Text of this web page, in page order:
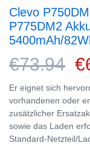
Clevo
P775DM2
5400mAh/
€73.94
Er eignet sich
vorhandenen oder
zusätzlicher
sowie das Laden
Standard-Netzteil/